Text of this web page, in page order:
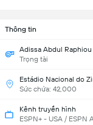
Thông tin
Adissa Abdul Raphiou
Trọng tài
Estádio Nacional do
Sức chứa: 42,000
Kênh truyền hình
ESPN+ - USA / ESPN